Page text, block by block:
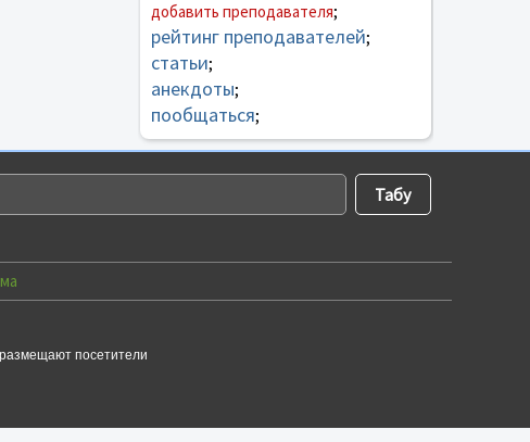
добавить преподавателя;
рейтинг преподавателей;
статьи;
анекдоты;
пообщаться;
посетители